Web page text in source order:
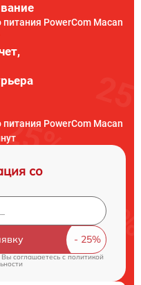
PowerCom Macan
PowerCom Macan
со
Вы соглашаетесь cполитикой